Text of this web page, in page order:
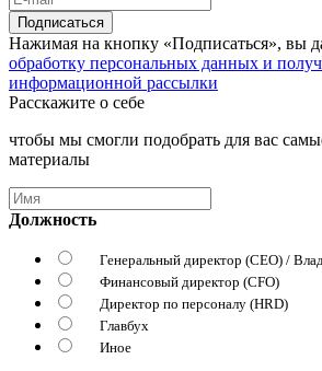
Подписаться
Нажимая на кнопку «Подписаться», вы
обработку персональных данных и
информационной рассылки
Расскажите о себе
чтобы мы смогли подобрать для вас
материалы
Должность
Генеральный директор (CEO) /
Финансовый директор (CFO)
Директор по персоналу (HRD)
Главбух
Иное